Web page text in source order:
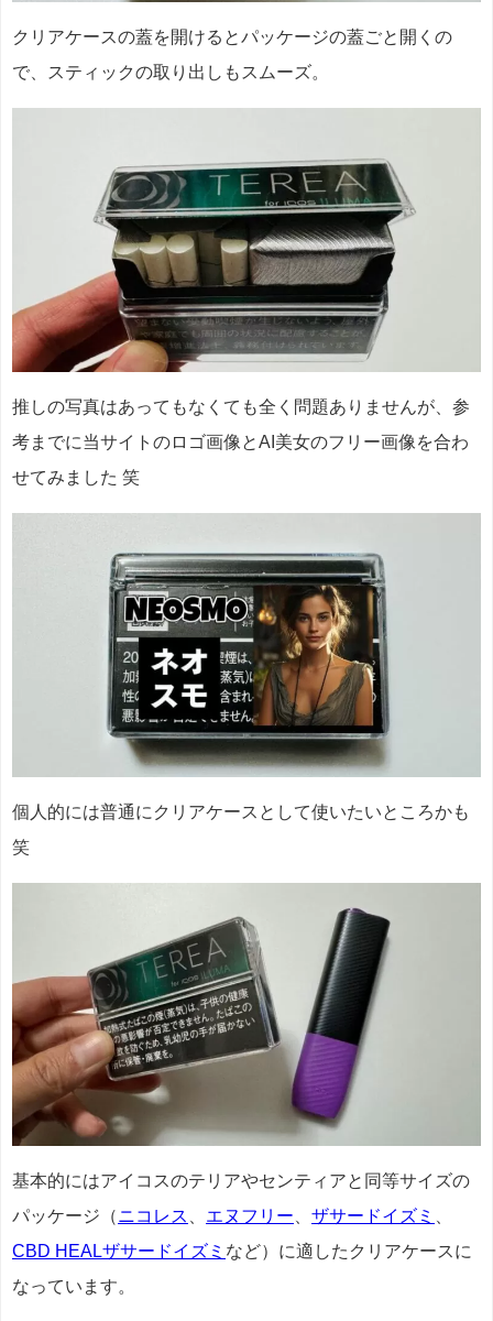
クリアケースの蓋を開けるとパッケージの蓋ごと開くの
で、スティックの取り出しもスムーズ。
推しの写真はあってもなくても全く問題ありませんが、参
考までに当サイトのロゴ画像とAI美女のフリー画像を合わ
せてみました 笑
個人的には普通にクリアケースとして使いたいところかも
笑
基本的にはアイコスのテリアやセンティアと同等サイズの
パッケージ（ニコレス エヌフリー ザサードイズミ
CBD HEALザサードイズミ など）に適したクリアケースに
なっています。